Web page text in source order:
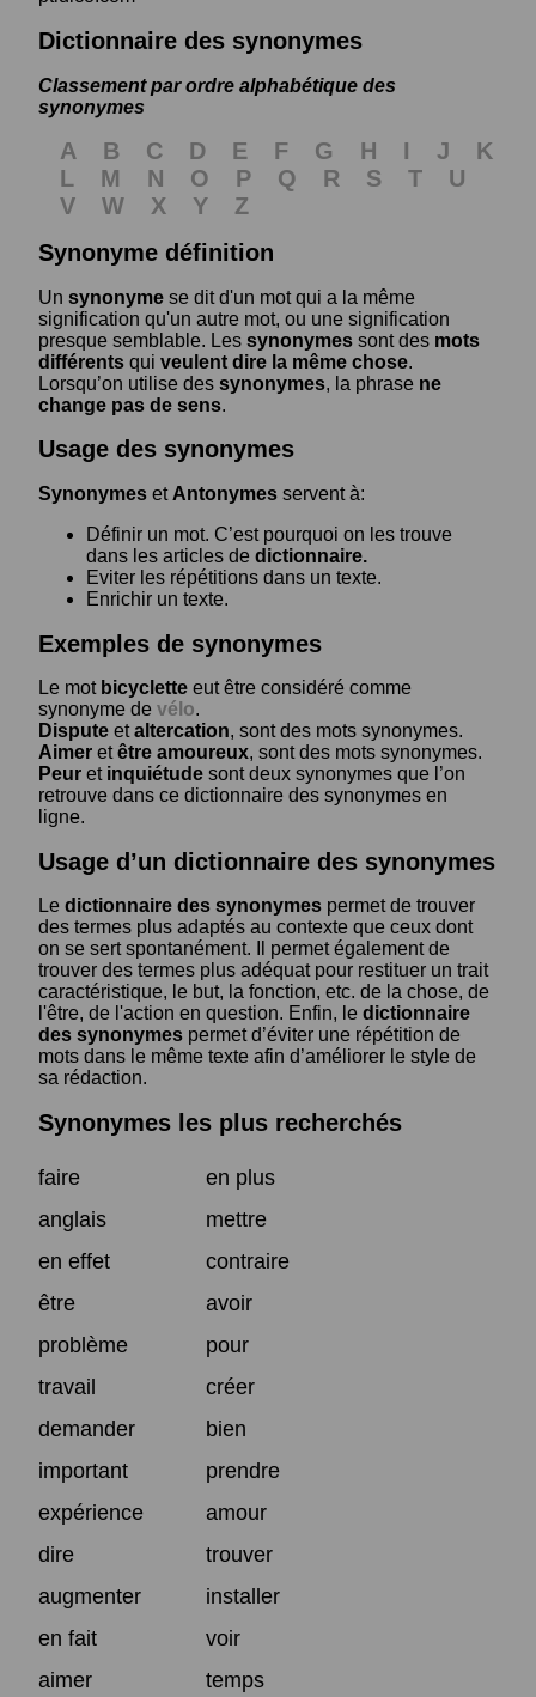
Dictionnaire des synonymes
Classement par ordre alphabétique des
synonymes
A B C D E F G H I J
K
L
M N O P Q R S T
U
V
W X Y
Z
Synonyme définition
Un synonyme se dit d'un mot qui a la même
signification qu'un autre mot, ou une signification
presque semblable. Les synonymes sont des mots
différents qui veulent dire la même chose.
Lorsqu’on utilise des synonymes, la phrase ne
change pas de sens.
Usage des synonymes
Synonymes et Antonymes servent à:
Définir un mot. C’est pourquoi on les trouve
dans les articles de dictionnaire.
Eviter les répétitions dans un texte.
Enrichir un texte.
Exemples de synonymes
Le mot bicyclette eut être considéré comme
synonyme de vélo.
Dispute etaltercation, sont des mots synonymes.
Aimer etêtre amoureux, sont des mots synonymes.
Peur et inquiétude sont deux synonymes que l’on
retrouve dans ce dictionnaire des synonymes en
ligne.
Usage d’un dictionnaire des synonymes
Le dictionnaire des synonymes permet de trouver
des termes plus adaptés au contexte que ceux dont
on se sert spontanément. Il permet également de
trouver des termes plus adéquat pour restituer un trait
caractéristique, le but, la fonction, etc. de la chose, de
l'être, de l'action en question. Enfin, le dictionnaire
des synonymes permet d’éviter une répétition de
mots dans le même texte afin d’améliorer le style de
sa rédaction.
Synonymes les plus recherchés
faire
en plus
anglais
mettre
en effet
contraire
être
avoir
problème
pour
travail
créer
demander
bien
important
prendre
expérience
amour
dire
trouver
augmenter
installer
en fait
voir
aimer
temps